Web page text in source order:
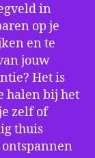
in
op je
en te
jouw
Het is
halen bij het
zelf of
thuis